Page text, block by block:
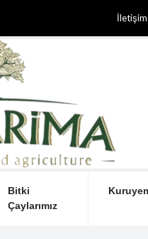
İletişim
Bitki
Çaylarımız